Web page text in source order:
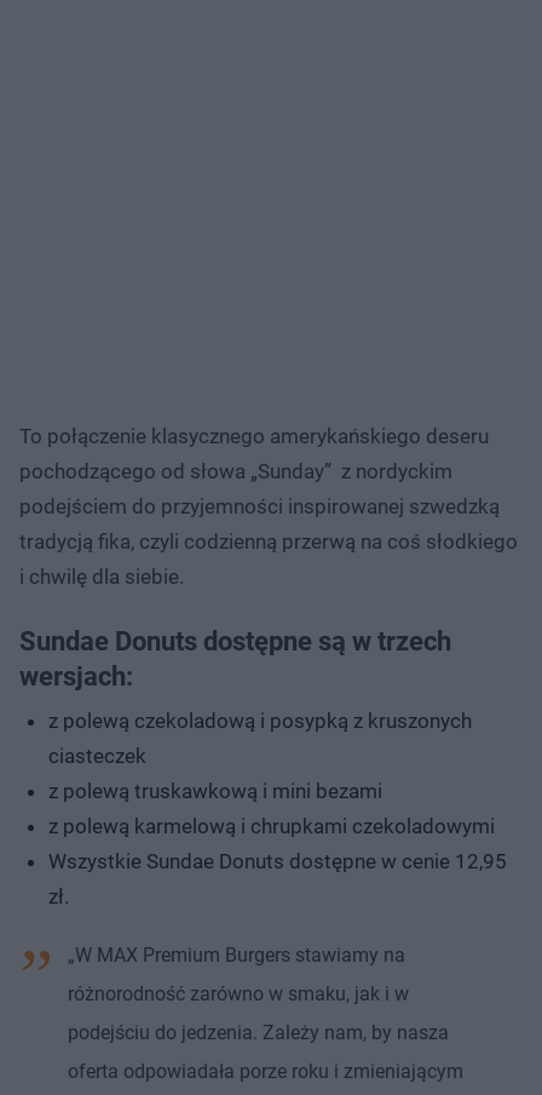
To połączenie klasycznego amerykańskiego deseru
pochodzącego od słowa „Sunday” z nordyckim
podejściem do przyjemności inspirowanej szwedzką
tradycją fika, czyli codzienną przerwą na coś słodkiego
i chwilę dla siebie.
Sundae Donuts dostępne są w trzech
wersjach:
z polewą czekoladową i posypką z kruszonych
ciasteczek
z polewą truskawkową i mini bezami
z polewą karmelową i chrupkami czekoladowymi
Wszystkie Sundae Donuts dostępne w cenie 12,95
zł.
„W MAX Premium Burgers stawiamy na
różnorodność zarówno w smaku, jak i w
podejściu do jedzenia. Zależy nam, by nasza
oferta odpowiadała porze roku i zmieniającym